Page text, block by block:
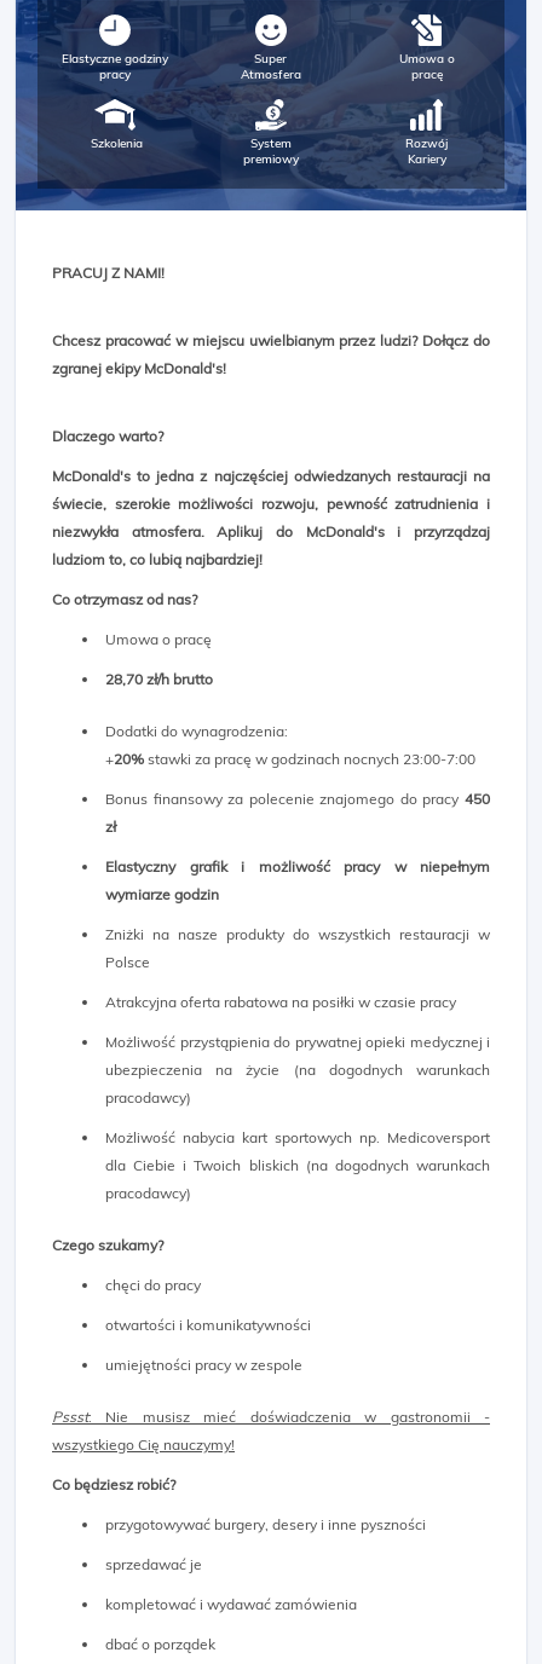
Elastyczne godziny
pracy
Super
Atmosfera
Umowa o
pracę
Szkolenia
System
premiowy
Rozwój
Kariery
PRACUJ Z NAMI!
Chcesz pracować w miejscu uwielbianym przez ludzi? Dołącz do
zgranej ekipy McDonald's!
Dlaczego warto?
McDonald's to jedna z najczęściej odwiedzanych restauracji na
świecie, szerokie możliwości rozwoju, pewność zatrudnienia i
niezwykła atmosfera. Aplikuj do McDonald's i przyrządzaj
ludziom to, co lubią najbardziej!
Co otrzymasz od nas?
Umowa o pracę
28,70 zł/h brutto
Dodatki do wynagrodzenia:
+20% stawki za pracę w godzinach nocnych 23:00-7:00
Bonus finansowy za polecenie znajomego do pracy 450
zł
Elastyczny grafik i możliwość pracy w niepełnym
wymiarze godzin
Zniżki na nasze produkty do wszystkich restauracji w
Polsce
Atrakcyjna oferta rabatowa na posiłki w czasie pracy
Możliwość przystąpienia do prywatnej opieki medycznej i
ubezpieczenia na życie (na dogodnych warunkach
pracodawcy)
Możliwość nabycia kart sportowych np. Medicoversport
dla Ciebie i Twoich bliskich (na dogodnych warunkach
pracodawcy)
Czego szukamy?
chęci do pracy
otwartości i komunikatywności
umiejętności pracy w zespole
Pssst: Nie musisz mieć doświadczenia w gastronomii -
wszystkiego Cię nauczymy!
Co będziesz robić?
przygotowywać burgery, desery i inne pyszności
sprzedawać je
kompletować i wydawać zamówienia
dbać o porządek